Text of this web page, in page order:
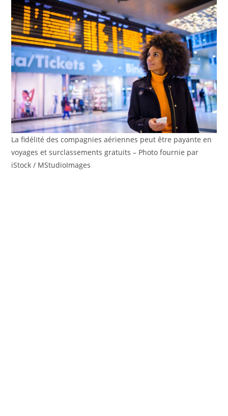
La fidélité des compagnies aériennes peut être payante en
voyages et surclassements gratuits – Photo fournie par
iStock / MStudioImages